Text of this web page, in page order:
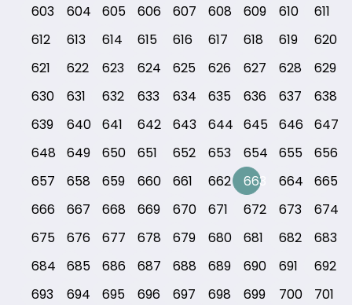
603
604 605 606 607 608 609 610
611
612
613 614 615 616 617 618 619
620
621
622 623 624 625 626 627 628
629
630
631 632 633 634 635 636 637
638
639
640 641 642 643 644 645 646
647
648
649 650 651 652 653 654 655
656
657
658 659 660 661 662 663 664
665
666
667 668 669 670 671 672 673
674
675
676 677 678 679 680 681 682
683
684
685 686 687 688 689 690 691
692
693
694 695 696 697 698 699 700
701